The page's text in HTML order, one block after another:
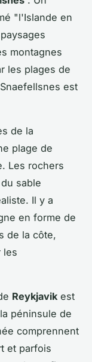
"l'Islande en
montagnes
les plages de
est
de la
plage de
Les rochers
sable
Il y a
en forme de
de la côte,
les
Reykjavik est
péninsule de
comprennent
et parfois